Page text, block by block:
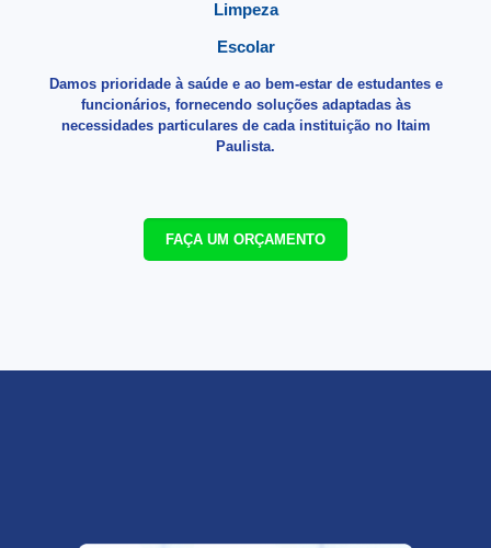
Limpeza
Escolar
Damos prioridade à saúde e ao bem-estar de estudantes e
funcionários, fornecendo soluções adaptadas às
necessidades particulares de cada instituição no Itaim
Paulista.
FAÇA UM ORÇAMENTO